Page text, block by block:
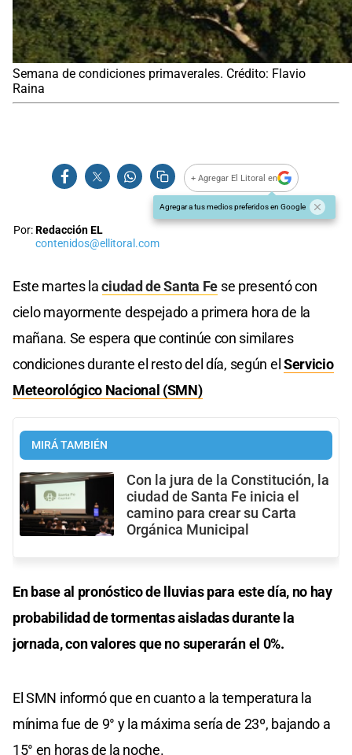
Semana de condiciones primaverales. Crédito: Flavio
Raina
+ Agregar El Litoral en
Agregar a tus medios preferidos en Google
Por:Redacción EL
contenidos@ellitoral.com
Este martes laciudad de Santa Fe se presentó con
cielo mayormente despejado a primera hora de la
mañana. Se espera que continúe con similares
condiciones durante el resto del día, según el Servicio
Meteorológico Nacional (SMN)
MIRÁ TAMBIÉN
Con la jura de la Constitución, la
ciudad de Santa Fe inicia el
camino para crear su Carta
Orgánica Municipal
En base al pronóstico de lluvias para este día, no hay
probabilidad de tormentas aisladas durante la
jornada, con valores que no superarán el 0%.
El SMN informó que en cuanto a la temperatura la
mínima fue de 9° y la máxima sería de 23º, bajando a
15° en horas de la noche.